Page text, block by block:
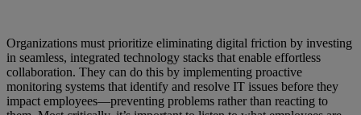
Organizations must prioritize eliminating digital friction by investing
in seamless, integrated technology stacks that enable effortless
collaboration. They can do this by implementing proactive
monitoring systems that identify and resolve IT issues before they
impact employees—preventing problems rather than reacting to